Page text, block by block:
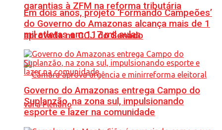
garantias à ZFM na reforma tributária
aprovada na CCJ do Senado
Em dois anos, projeto ‘Formando Campeões’
do Governo do Amazonas alcança mais de 1
mil atletas em 117 mil aulas
Governo do Amazonas entrega Campo do
Suplanzão, na zona sul, impulsionando
esporte e lazer na comunidade